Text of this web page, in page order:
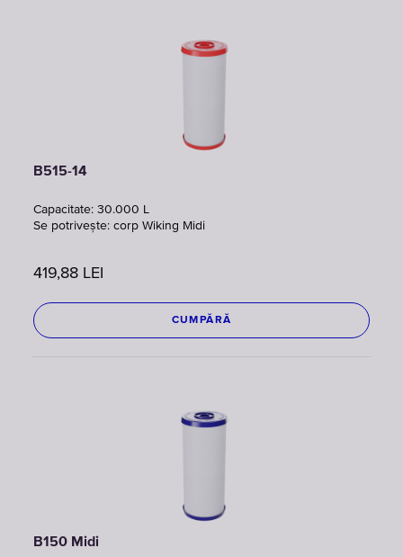
B515-14
Capacitate: 30.000 L
Se potrivește: corp Wiking Midi
419,88 LEI
CUMPĂRĂ
B150 Midi